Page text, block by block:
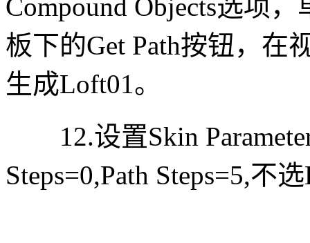
Compound Objects选项
板下的Get Path按钮，在
生成Loft01。
12.设置Skin
Steps=0,Path Steps=5,不